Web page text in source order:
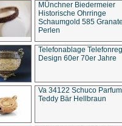
MÜnchner Biedermeier
Historische Ohrringe
Schaumgold 585
Perlen
Telefonablage
Design 60er 70er Jahre
Va 34122 Schuco
Teddy Bär Hellbraun